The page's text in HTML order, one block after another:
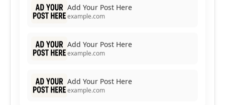
Add Your Post Here
example.com
Add Your Post Here
example.com
Add Your Post Here
example.com